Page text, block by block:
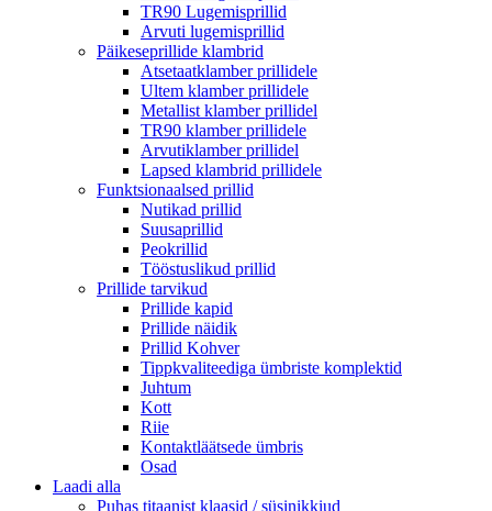
TR90 Lugemisprillid
Arvuti lugemisprillid
Päikeseprillide klambrid
Atsetaatklamber prillidele
Ultem klamber prillidele
Metallist klamber prillidel
TR90 klamber prillidele
Arvutiklamber prillidel
Lapsed klambrid prillidele
Funktsionaalsed prillid
Nutikad prillid
Suusaprillid
Peokrillid
Tööstuslikud prillid
Prillide tarvikud
Prillide kapid
Prillide näidik
Prillid Kohver
Tippkvaliteediga ümbriste komplektid
Juhtum
Kott
Riie
Kontaktläätsede ümbris
Osad
Laadi alla
Puhas titaanist klaasid / süsinikkiud